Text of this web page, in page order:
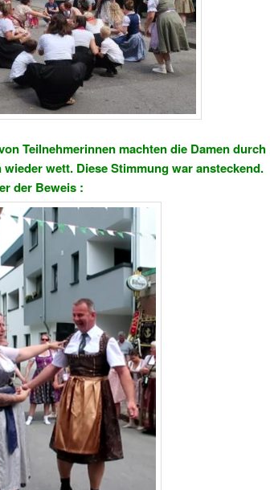
Teilnehmerinnen machten die Damen durch
wett. Diese Stimmung war ansteckend.
der Beweis :